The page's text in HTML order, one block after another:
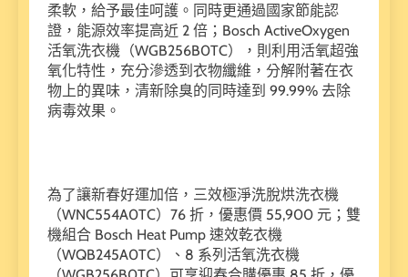
柔軟，給予最佳呵護。同時更通過國家節能認
證，能源效率提高近 2 倍；Bosch ActiveOxygen
活氧洗衣機（WGB256B0TC），則利用活氧超強
氧化特性，充分滲透到衣物纖維，分解附著在衣
物上的異味，清新除臭的同時達到 99.99% 去除
病毒效果。
為了讓新春好運加倍，三效極淨洗脫烘洗衣機
（WNC554A0TC）76 折，優惠價 55,900 元；雙
機組合 Bosch Heat Pump 速效乾衣機
（WQB245A0TC）、8 系列活氧洗衣機